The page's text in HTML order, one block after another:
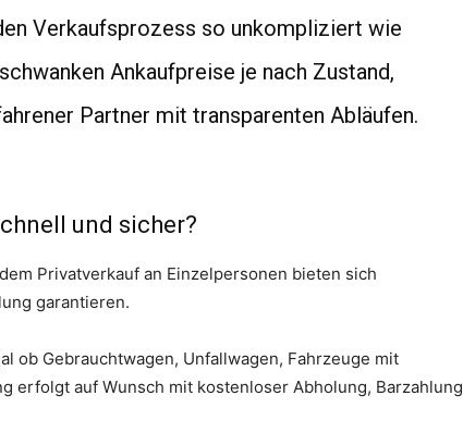
Verkaufsprozess so unkompliziert wie
Ankaufpreise je nach Zustand,
Partner mit transparenten Abläufen.
und sicher?
Privatverkauf an Einzelpersonen bieten sich
garantieren.
ob Gebrauchtwagen, Unfallwagen, Fahrzeuge mit
erfolgt auf Wunsch mit kostenloser Abholung, Barzahlung